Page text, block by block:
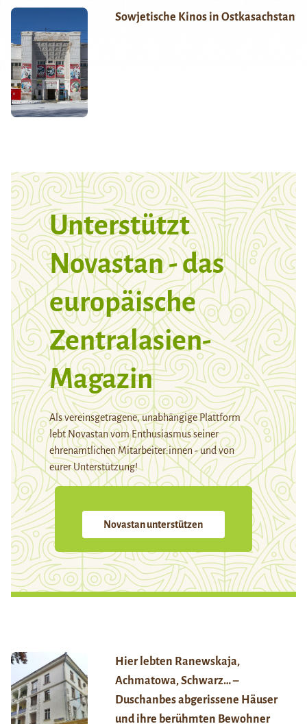
Sowjetische Kinos in Ostkasachstan
Unterstützt
Novastan - das
europäische
Zentralasien-
Magazin
Als vereinsgetragene, unabhängige Plattform
lebt Novastan vom Enthusiasmus seiner
ehrenamtlichen Mitarbeiter:innen - und von
eurer Unterstützung!
Novastan unterstützen
Hier lebten Ranewskaja,
Achmatowa, Schwarz… –
Duschanbes abgerissene Häuser
und ihre berühmten Bewohner